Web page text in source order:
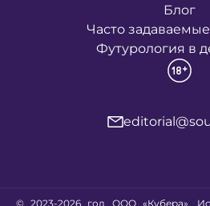
Блог
Часто
Футурология в
© 2023-2026 год ООО «Кубера».